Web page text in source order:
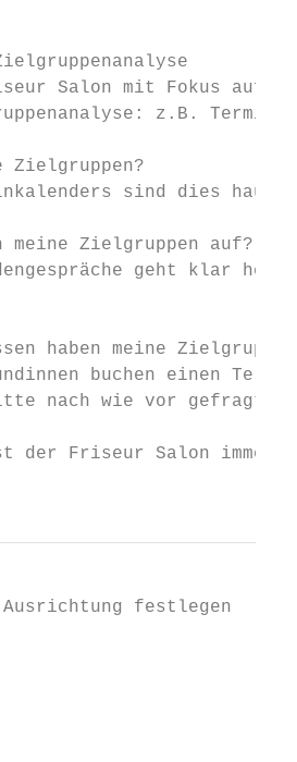
Salon mit Fokus auf
z.B.
Zielgruppen?
sind dies
meine Zielgruppen auf?
geht klar
haben meine
buchen einen
nach wie vor gefragt.
ist der Friseur Salon
festlegen